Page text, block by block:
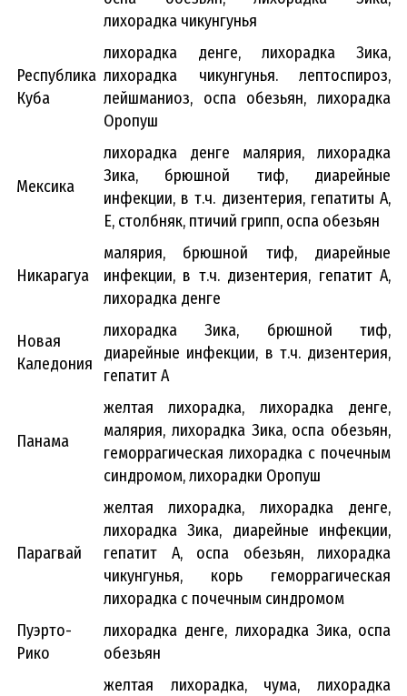
лихорадка чикунгунья
Республика
Куба
лихорадка денге, лихорадка Зика,
лихорадка чикунгунья. лептоспироз,
лейшманиоз, оспа обезьян, лихорадка
Оропуш
Мексика
лихорадка денге малярия, лихорадка
Зика, брюшной тиф, диарейные
инфекции, в т.ч. дизентерия, гепатиты А,
Е, столбняк, птичий грипп, оспа обезьян
Никарагуа
малярия, брюшной тиф, диарейные
инфекции, в т.ч. дизентерия, гепатит А,
лихорадка денге
Новая
Каледония
лихорадка Зика, брюшной тиф,
диарейные инфекции, в т.ч. дизентерия,
гепатит А
Панама
желтая лихорадка, лихорадка денге,
малярия, лихорадка Зика, оспа обезьян,
геморрагическая лихорадка с почечным
синдромом, лихорадки Оропуш
Парагвай
желтая лихорадка, лихорадка денге,
лихорадка Зика, диарейные инфекции,
гепатит А, оспа обезьян, лихорадка
чикунгунья, корь геморрагическая
лихорадка с почечным синдромом
Пуэрто-
Рико
лихорадка денге, лихорадка Зика, оспа
обезьян
желтая лихорадка, чума, лихорадка